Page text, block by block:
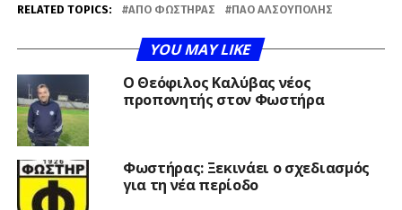
RELATED TOPICS: ΑΠΟ ΦΩΣΤΉΡΑΣ ΠΑΟ ΑΛΣΟΎΠΟΛΗΣ
YOU MAY LIKE
Ο Θεόφιλος Καλύβας νέος
προπονητής στον Φωστήρα
Φωστήρας: Ξεκινάει ο σχεδιασμός
για τη νέα περίοδο